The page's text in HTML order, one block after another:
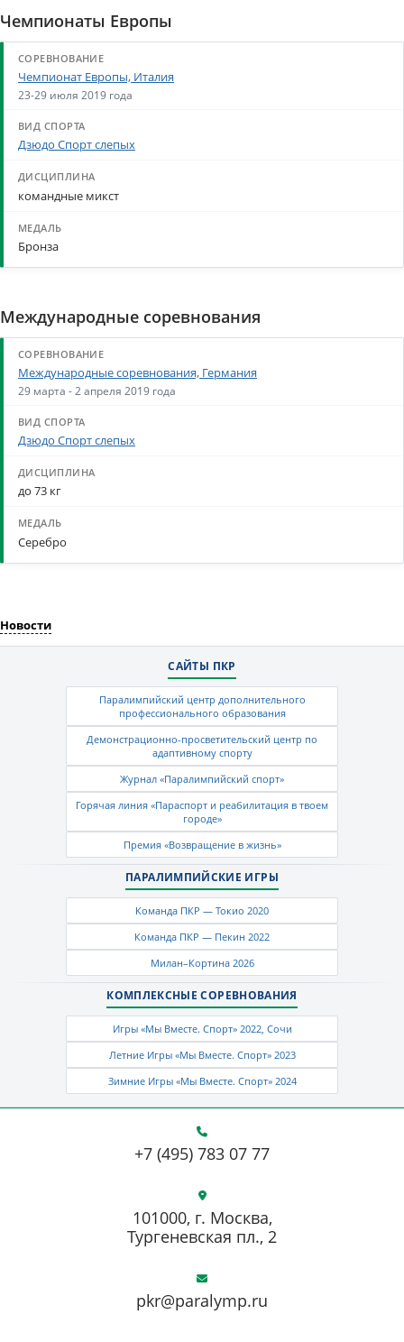
Чемпионаты Европы
Чемпионат Европы, Италия
23-29 июля 2019 года
Дзюдо Спорт слепых
командные микст
Бронза
Международные соревнования
Международные соревнования, Германия
29 марта - 2 апреля 2019 года
Дзюдо Спорт слепых
до 73 кг
Серебро
Новости
САЙТЫ ПКР
Паралимпийский центр дополнительного
профессионального образования
Демонстрационно-просветительский центр по
адаптивному спорту
Журнал «Паралимпийский спорт»
Горячая линия «Параспорт и реабилитация в твоем
городе»
Премия «Возвращение в жизнь»
ПАРАЛИМПИЙСКИЕ ИГРЫ
Команда ПКР — Токио 2020
Команда ПКР — Пекин 2022
Милан–Кортина 2026
КОМПЛЕКСНЫЕ СОРЕВНОВАНИЯ
Игры «Мы Вместе. Спорт» 2022, Сочи
Летние Игры «Мы Вместе. Спорт» 2023
Зимние Игры «Мы Вместе. Спорт» 2024
+7 (495) 783 07 77
pkr@paralymp.ru
101000, г. Москва,
Тургеневская пл., 2